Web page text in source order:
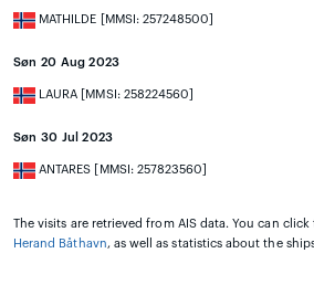
MATHILDE [MMSI: 257248500]
Søn 20 Aug 2023
LAURA [MMSI: 258224560]
Søn 30 Jul 2023
ANTARES [MMSI: 257823560]
The visits are retrieved from AIS data. You can
Herand Båthavn, as well as statistics about the